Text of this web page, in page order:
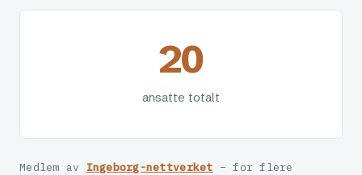
20
ansatte totalt
Medlem av Ingeborg-nettverket – for flere